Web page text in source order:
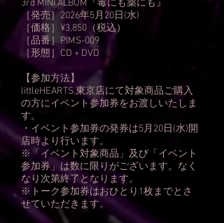
3rd MINI ALBUM『毒にも薬にも』
［発売］2026年5月20日(水)
［価格］¥3,850（税込）
［品番］PIMS-009
［形態］CD + DVD
【参加方法】
littleHEARTS.東京店にて対象商品ご購入
の方にイベント参加券をお渡しいたしま
す。
・イベント参加券の発券は5月20日(水)開
店時より行います。
※「イベント対象商品」及び「イベント
参加券」は数に限りがございます。なく
なり次第終了となります。
※トーク参加券はおひとり1枚までとさ
せていただきます。